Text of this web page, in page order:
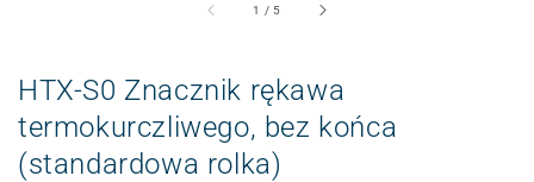
1 / z5
HTX-S0 Znacznik rękawa
termokurczliwego, bez końca
(standardowa rolka)